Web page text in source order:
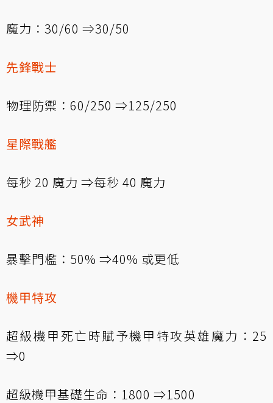
魔力：30/60 ⇒30/50
先鋒戰士
物理防禦：60/250 ⇒125/250
星際戰艦
每秒 20 魔力 ⇒每秒 40 魔力
女武神
暴擊門檻：50% ⇒40% 或更低
機甲特攻
超級機甲死亡時賦予機甲特攻英雄魔力：25
⇒0
超級機甲基礎生命：1800 ⇒1500